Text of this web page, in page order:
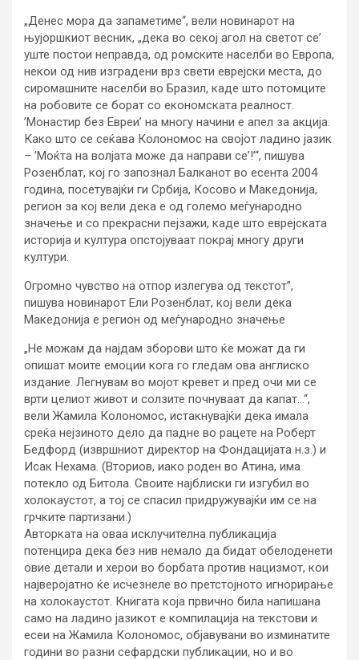
„Денес мора да запаметиме“, вели новинарот на
њујоршкиот весник, „дека во секој агол на светот се’
уште постои неправда, од ромските населби во Европа,
некои од нив изградени врз свети еврејски места, до
сиромашните населби во Бразил, каде што потомците
на робовите се борат со економската реалност.
’Монастир без Евреи’ на многу начини е апел за акција.
Како што се сеќава Колономос на својот ладино јазик
– ’Моќта на волјата може да направи се’!’“, пишува
Розенблат, кој го запознал Балканот во есента 2004
година, посетувајќи ги Србија, Косово и Македонија,
регион за кој вели дека е од големо меѓународно
значење и со прекрасни пејзажи, каде што еврејската
историја и култура опстојуваат покрај многу други
култури.
Огромно чувство на отпор излегува од текстот”,
пишува новинарот Ели Розенблат, кој вели дека
Македонија е регион од меѓународно значење
„Не можам да најдам зборови што ќе можат да ги
опишат моите емоции кога го гледам ова англиско
издание. Легнувам во мојот кревет и пред очи ми се
врти целиот живот и солзите почнуваат да капат…“,
вели Жамила Колономос, истакнувајќи дека имала
среќа нејзиното дело да падне во рацете на Роберт
Бедфорд (извршниот директор на Фондацијата н.з.) и
Исак Нехама. (Вториов, иако роден во Атина, има
потекло од Битола. Своите најблиски ги изгубил во
холокаустот, а тој се спасил придружувајќи им се на
грчките партизани.)
Авторката на оваа исклучителна публикација
потенцира дека без нив немало да бидат обелоденети
овие детали и херои во борбата против нацизмот, кои
најверојатно ќе исчезнеле во претстојното игнорирање
на холокаустот. Книгата која првично била напишана
само на ладино јазикот е компилација на текстови и
есеи на Жамила Колономос, објавувани во изминатите
години во разни сефардски публикации, но и во